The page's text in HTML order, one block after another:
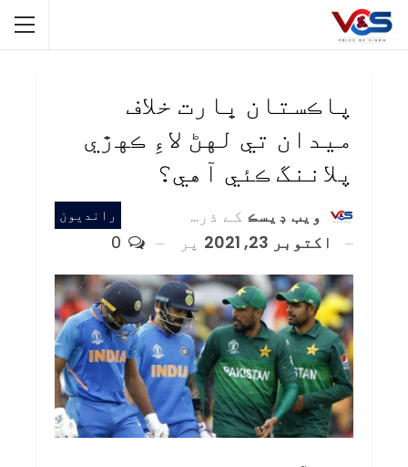
پاڪستان ڀارت خلاف
ميدان تي لهڻ لاءِ ڪهڙي
پلاننگ ڪئي آهي؟
رانديون ويب ڊيسڪ کے ذریعہ
اکتوبر 23, 2021
پر